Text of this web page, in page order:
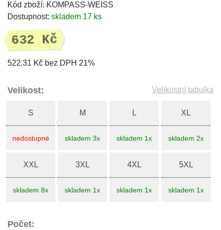
Kód zboží: KOMPASS-WEISS
Dostupnost: skladem 17 ks
632 Kč
522,31 Kč bez DPH 21%
Velikost: Velikostní tabulka
S
nedostupné
M
skladem 3x
L
skladem 1x
XL
skladem 2x
XXL
skladem 8x
3XL
skladem 1x
4XL
skladem 1x
5XL
skladem 1x
Počet: